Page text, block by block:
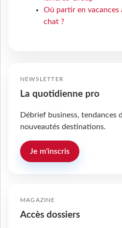
Où partir en vacances
chat ?
NEWSLETTER
La quotidienne pro
Débrief business, tendances
nouveautés destinations.
Je m'inscris
MAGAZINE
Accès dossiers